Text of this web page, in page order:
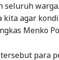
seluruh
kita agar
Menko
para